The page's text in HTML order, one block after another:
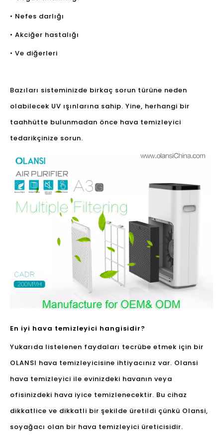
• Nefes darlığı
• Akciğer hastalığı
• Ve diğerleri
Bazıları sisteminizde birkaç sorun türüne neden
olabilecek UV ışınlarına sahip. Yine, herhangi bir
taahhütte bulunmadan önce hava temizleyici
tedarikçinize sorun.
En iyi hava temizleyici hangisidir?
Yukarıda listelenen faydaları tecrübe etmek için bir
OLANSI hava temizleyicisine ihtiyacınız var. Olansi
hava temizleyici ile evinizdeki havanın veya
ofisinizdeki hava iyice temizlenecektir. Bu cihaz
dikkatlice ve dikkatli bir şekilde üretildi çünkü Olansi,
soyağacı olan bir hava temizleyici üreticisidir.